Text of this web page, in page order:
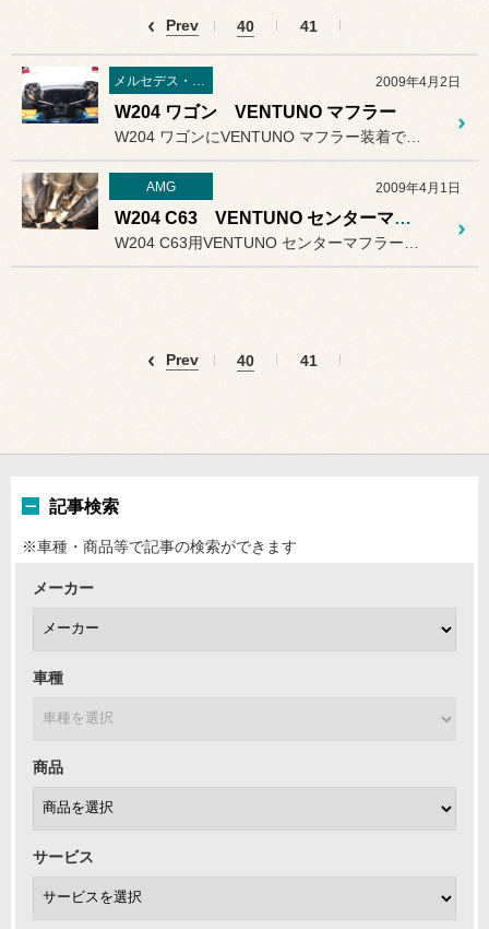
Prev 40 41
メルセデス・ベンツ 2009年4月2日
W204 ワゴン VENTUNO マフラー
AMG 2009年4月1日
W204 C63 VENTUNO センターマフラー
Prev 40 41
記事検索
※車種・商品等で記事の検索ができます
メーカー
車種
商品
サービス